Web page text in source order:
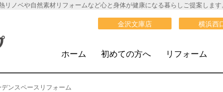
ノベや自然素材リフォームなど心と身体が健康になる暮らしご提案します
栄建設》 金沢文庫店 横浜西
ホーム 初めての方へ リフォーム
デンスペースリフォーム